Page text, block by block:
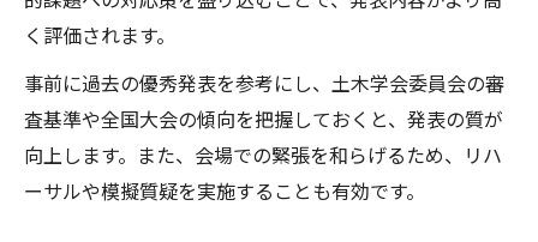
く評価されます。
事前に過去の優秀発表を参考にし、土木学会委員会の審
査基準や全国大会の傾向を把握しておくと、発表の質が
向上します。また、会場での緊張を和らげるため、リハ
ーサルや模擬質疑を実施することも有効です。